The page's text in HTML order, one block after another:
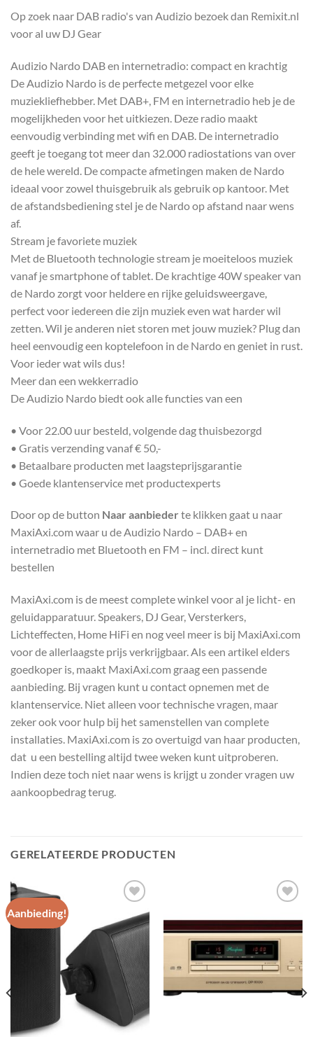
Op zoek naar DAB radio's van Audizio bezoek dan Remixit.nl
voor al uw DJ Gear
Audizio Nardo DAB en internetradio: compact en krachtig
De Audizio Nardo is de perfecte metgezel voor elke
muziekliefhebber. Met DAB+, FM en internetradio heb je de
mogelijkheden voor het uitkiezen. Deze radio maakt
eenvoudig verbinding met wifi en DAB. De internetradio
geeft je toegang tot meer dan 32.000 radiostations van over
de hele wereld. De compacte afmetingen maken de Nardo
ideaal voor zowel thuisgebruik als gebruik op kantoor. Met
de afstandsbediening stel je de Nardo op afstand naar wens
af.
Stream je favoriete muziek
Met de Bluetooth technologie stream je moeiteloos muziek
vanaf je smartphone of tablet. De krachtige 40W speaker van
de Nardo zorgt voor heldere en rijke geluidsweergave,
perfect voor iedereen die zijn muziek even wat harder wil
zetten. Wil je anderen niet storen met jouw muziek? Plug dan
heel eenvoudig een koptelefoon in de Nardo en geniet in rust.
Voor ieder wat wils dus!
Meer dan een wekkerradio
De Audizio Nardo biedt ook alle functies van een
• Voor 22.00 uur besteld, volgende dag thuisbezorgd
• Gratis verzending vanaf € 50,-
• Betaalbare producten met laagsteprijsgarantie
• Goede klantenservice met productexperts
Door op de button Naar aanbieder te klikken gaat u naar
MaxiAxi.com waar u de Audizio Nardo – DAB+ en
internetradio met Bluetooth en FM – incl. direct kunt
bestellen
MaxiAxi.com is de meest complete winkel voor al je licht- en
geluidapparatuur. Speakers, DJ Gear, Versterkers,
Lichteffecten, Home HiFi en nog veel meer is bij MaxiAxi.com
voor de allerlaagste prijs verkrijgbaar. Als een artikel elders
goedkoper is, maakt MaxiAxi.com graag een passende
aanbieding. Bij vragen kunt u contact opnemen met de
klantenservice. Niet alleen voor technische vragen, maar
zeker ook voor hulp bij het samenstellen van complete
installaties. MaxiAxi.com is zo overtuigd van haar producten,
dat u een bestelling altijd twee weken kunt uitproberen.
Indien deze toch niet naar wens is krijgt u zonder vragen uw
aankoopbedrag terug.
GERELATEERDE PRODUCTEN
Aanbieding!
Toevoegen
aan
wenslijst
Toevoegen
aan
wenslijst